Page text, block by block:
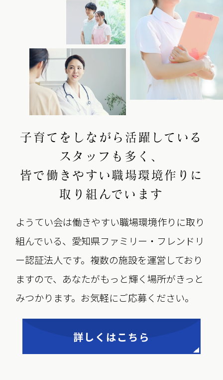
子育てをしながら活躍している
スタッフも多く、
皆で働きやすい職場環境作りに
取り組んでいます
ようてい会は働きやすい職場環境作りに取り
組んでいる、愛知県ファミリー・フレンドリ
ー認証法人です。複数の施設を運営しており
ますので、あなたがもっと輝く場所がきっと
みつかります。お気軽にご応募ください。
詳しくはこちら